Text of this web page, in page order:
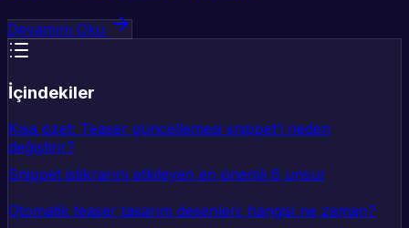
Devamını Oku
İçindekiler
Kısa özet: Teaser güncellemesi snippet’i neden
değiştirir?
Snippet istikrarını etkileyen en önemli 6 unsur
Otomatik teaser tasarım desenleri: hangisi ne zaman?